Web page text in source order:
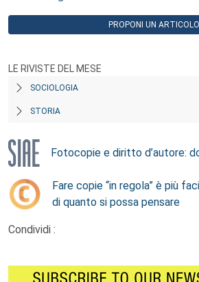
PROPONI UN ARTICOLO
LE RIVISTE DEL MESE
SOCIOLOGIA
STORIA
Fotocopie e diritto d’autore:
Fare copie “in regola” è più
di quanto si possa pensare
Condividi :